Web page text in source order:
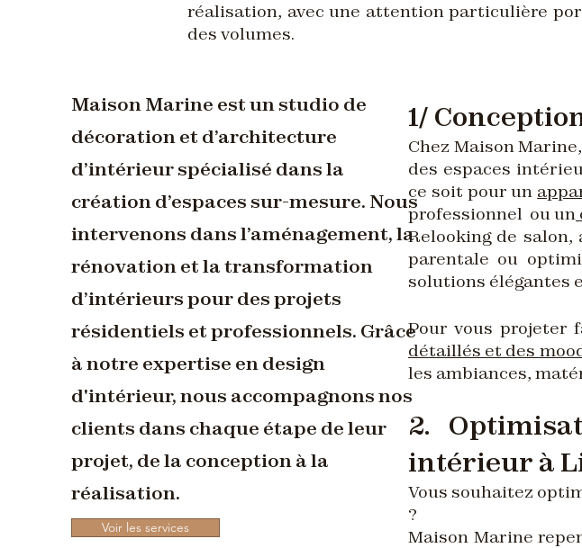
réalisation, avec une attention particulière
des volumes.
Maison Marine est un studio de
décoration et d’architecture
d’intérieur spécialisé dans la
création d’espaces sur-mesure. Nous
intervenons dans l’aménagement, la
rénovation et la transformation
d’intérieurs pour des projets
résidentiels et professionnels. Grâce
à notre expertise en design
d'intérieur, nous accompagnons nos
clients dans chaque étape de leur
projet, de la conception à la
réalisation.
Voir les services
1/
Chez Maison
des espaces
ce soit pour un
professionnel ou un
Relooking de
parentale ou
solutions élégantes
Pour vous projeter
détaillés et des
les ambiances,
2.
intérieur à
Vous souhaitez
?
Maison Marine